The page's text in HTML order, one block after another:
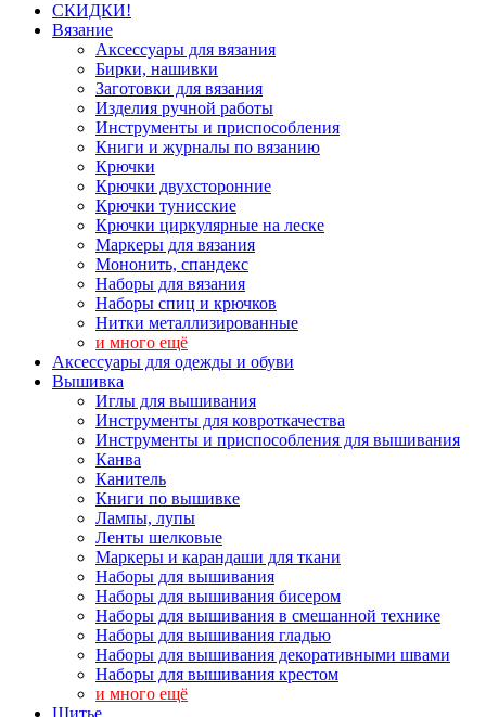
СКИДКИ!
Вязание
Аксессуары для вязания
Бирки, нашивки
Заготовки для вязания
Изделия ручной работы
Инструменты и приспособления
Книги и журналы по вязанию
Крючки
Крючки двухсторонние
Крючки тунисские
Крючки циркулярные на леске
Маркеры для вязания
Мононить, спандекс
Наборы для вязания
Наборы спиц и крючков
Нитки металлизированные
и много ещё
Аксессуары для одежды и обуви
Вышивка
Иглы для вышивания
Инструменты для ковроткачества
Инструменты и приспособления для вышивания
Канва
Канитель
Книги по вышивке
Лампы, лупы
Ленты шелковые
Маркеры и карандаши для ткани
Наборы для вышивания
Наборы для вышивания бисером
Наборы для вышивания в смешанной технике
Наборы для вышивания гладью
Наборы для вышивания декоративными швами
Наборы для вышивания крестом
и много ещё
Шитье